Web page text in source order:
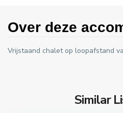
Over deze
Vrijstaand chalet op loopafstand
Similar